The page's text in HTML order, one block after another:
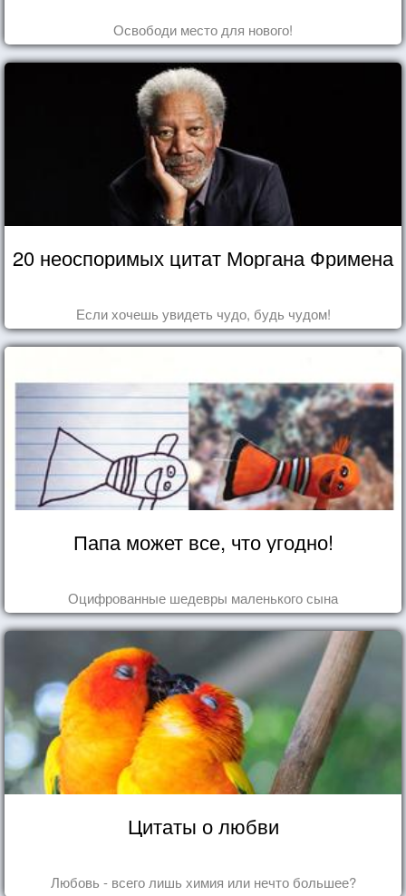
Освободи место для нового!
20 неоспоримых цитат Моргана Фримена
Если хочешь увидеть чудо, будь чудом!
Папа может все, что угодно!
Оцифрованные шедевры маленького сына
Цитаты о любви
Любовь - всего лишь химия или нечто большее?